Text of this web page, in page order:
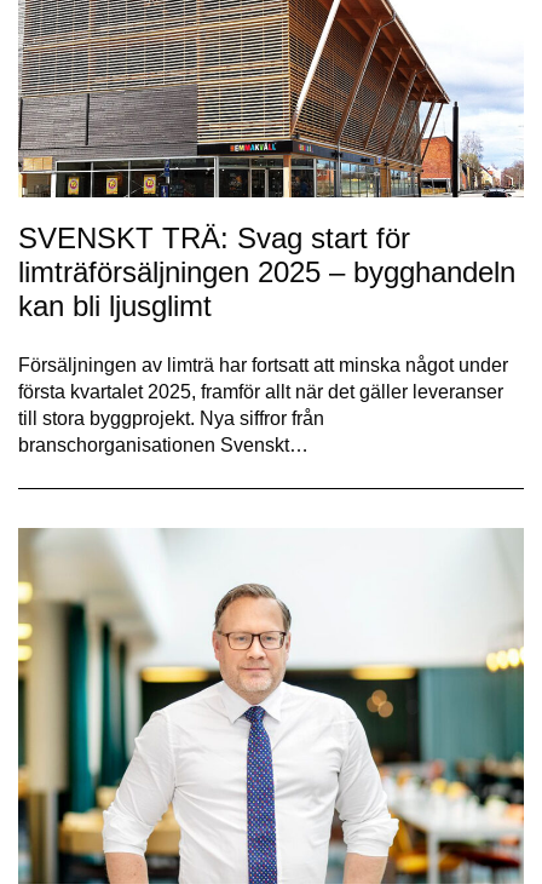
SVENSKT TRÄ: Svag start för
limträförsäljningen 2025 – bygghandeln
kan bli ljusglimt
Försäljningen av limträ har fortsatt att minska något under
första kvartalet 2025, framför allt när det gäller leveranser
till stora byggprojekt. Nya siffror från
branschorganisationen Svenskt…